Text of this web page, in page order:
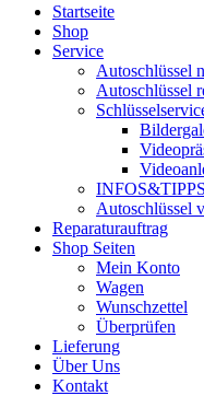
Startseite
Shop
Service
Autoschlüssel
Autoschlüssel
INFOS&TIPPS
Autoschlüssel
Reparaturauftrag
Shop Seiten
Mein Konto
Wagen
Wunschzettel
Überprüfen
Lieferung
Über Uns
Kontakt